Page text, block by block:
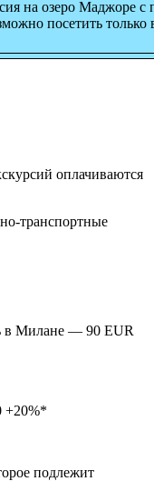
на озеро Маджоре с
посетить только
оплачиваются
транспортные
в Милане — 90 EUR
+20%*
подлежит